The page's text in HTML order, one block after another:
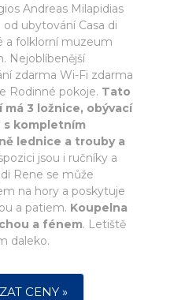
Andreas Milapidias
od ubytování Casa di
a folklorní muzeum
Nejoblíbenější
zdarma Wi-Fi zdarma
Rodinné pokoje. Tato
má 3 ložnice, obývací
s kompletním
lednice a trouby a
jsou i ručníky a
Rene se může
na hory a poskytuje
a patiem. Koupelna
a fénem. Letiště
daleko.
CENY »